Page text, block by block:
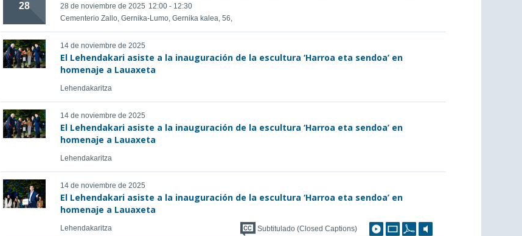
28 28 de noviembre de 2025 12:00 - 12:30
Cementerio Zallo, Gernika-Lumo, Gernika kalea, 56,
14 de noviembre de 2025
El Lehendakari asiste a la inauguración de la escultura ‘Harroa eta sendoa’ en
homenaje a Lauaxeta
Lehendakaritza
14 de noviembre de 2025
El Lehendakari asiste a la inauguración de la escultura ‘Harroa eta sendoa’ en
homenaje a Lauaxeta
Lehendakaritza
14 de noviembre de 2025
El Lehendakari asiste a la inauguración de la escultura ‘Harroa eta sendoa’ en
homenaje a Lauaxeta
Lehendakaritza Subtitulado (Closed Captions)